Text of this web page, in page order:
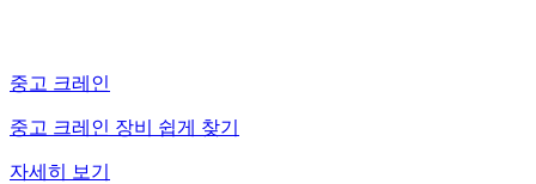
중고 크레인
중고 크레인 장비 쉽게 찾기
자세히 보기